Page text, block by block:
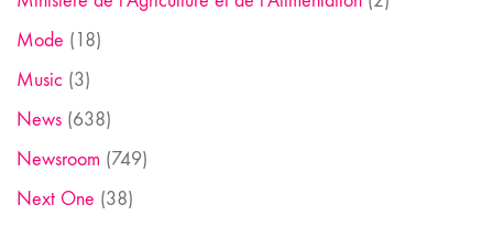
Mode (18)
Music (3)
News (638)
Newsroom (749)
Next One (38)